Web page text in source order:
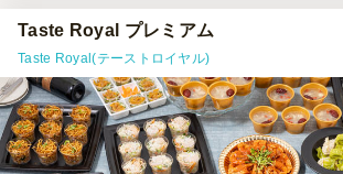
Taste Royal プレミアム
Taste Royal(テーストロイヤル)